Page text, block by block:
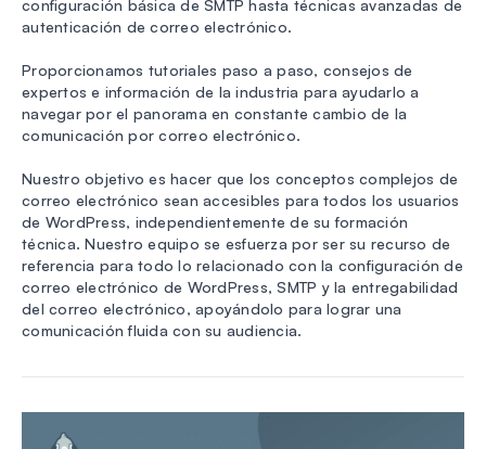
configuración básica de SMTP hasta técnicas avanzadas de
autenticación de correo electrónico.
Proporcionamos tutoriales paso a paso, consejos de
expertos e información de la industria para ayudarlo a
navegar por el panorama en constante cambio de la
comunicación por correo electrónico.
Nuestro objetivo es hacer que los conceptos complejos de
correo electrónico sean accesibles para todos los usuarios
de WordPress, independientemente de su formación
técnica. Nuestro equipo se esfuerza por ser su recurso de
referencia para todo lo relacionado con la configuración de
correo electrónico de WordPress, SMTP y la entregabilidad
del correo electrónico, apoyándolo para lograr una
comunicación fluida con su audiencia.